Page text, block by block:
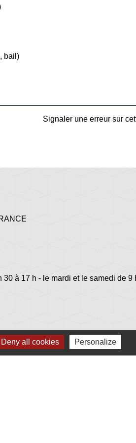
bail)
Signaler une erreur sur
à 17 h - le mardi et le samedi de 9
all cookies Personalize